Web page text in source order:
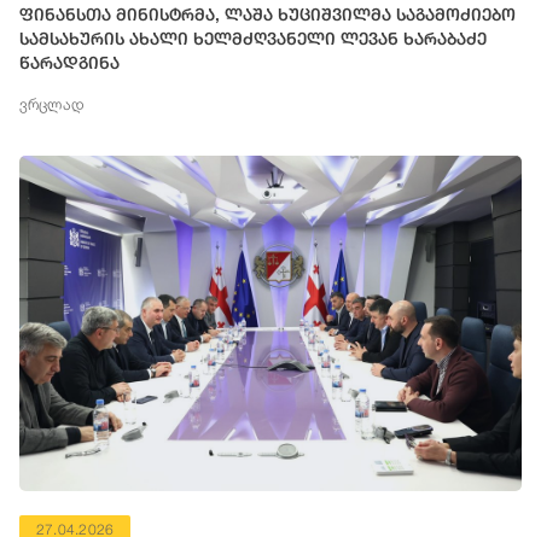
ფინანსთა მინისტრმა, ლაშა ხუციშვილმა საგამოძიებო
სამსახურის ახალი ხელმძღვანელი ლევან ხარაბაძე
წარადგინა
ვრცლად
27.04.2026